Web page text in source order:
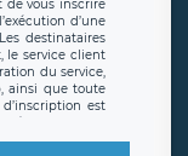
de vous inscrire
d’une
destinataires
le service client
du service,
ainsi que toute
est
au RGPD. Les